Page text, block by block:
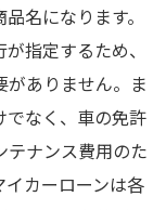
名になります。
指定するため、
ありません。ま
でなく、車の免許
テナンス費用のた
カーローンは各